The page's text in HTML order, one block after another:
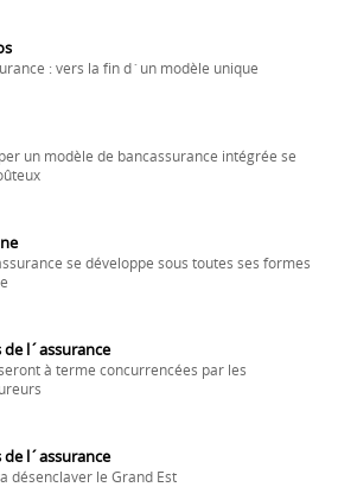
: vers la fin d´un modèle unique
un modèle de bancassurance intégrée se
se développe sous toutes ses formes
de l´assurance
à terme concurrencées par les
de l´assurance
désenclaver le Grand Est